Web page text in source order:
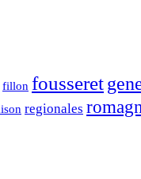
fillon fousseret
regionales